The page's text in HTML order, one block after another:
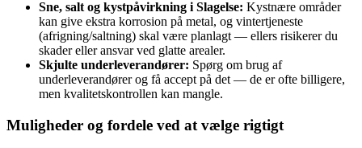
Sne, salt og kystpåvirkning i Slagelse: Kystnære områder
kan give ekstra korrosion på metal, og vintertjeneste
(afrigning/saltning) skal være planlagt — ellers risikerer du
skader eller ansvar ved glatte arealer.
Skjulte underleverandører: Spørg om brug af
underleverandører og få accept på det — de er ofte billigere,
men kvalitetskontrollen kan mangle.
Muligheder og fordele ved at vælge rigtigt